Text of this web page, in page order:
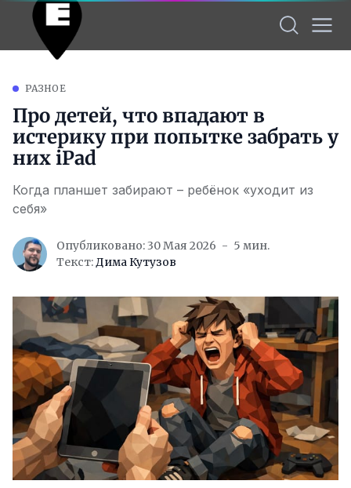
РАЗНОЕ
Про детей, что впадают в
истерику при попытке забрать у
них iPad
Когда планшет забирают – ребёнок «уходит из
себя»
Опубликовано: 30 Мая 2026
5 мин.
Текст:Дима Кутузов